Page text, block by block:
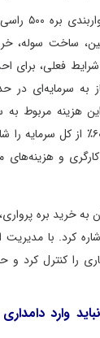
یک واحد
ساخت سوله، خرید
فعلی، برای
سرمایه‌ای در
مربوط به
دام است که بیش از ۶۰٪ از کل
و هزینه‌های
خرید بره پرواری،
کرد. با مدیریت
کنترل کرد و
وارد دامداری